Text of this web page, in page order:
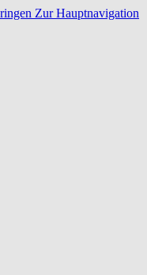
Zur Hauptnavigation